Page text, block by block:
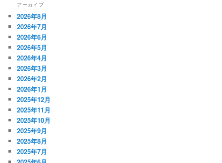
アーカイブ
2026年8月
2026年7月
2026年6月
2026年5月
2026年4月
2026年3月
2026年2月
2026年1月
2025年12月
2025年11月
2025年10月
2025年9月
2025年8月
2025年7月